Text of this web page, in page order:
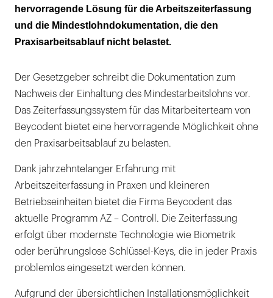
hervorragende Lösung für die Arbeitszeiterfassung
und die Mindestlohndokumentation, die den
Praxisarbeitsablauf nicht belastet.
Der Gesetzgeber schreibt die Dokumentation zum
Nachweis der Einhaltung des Mindestarbeitslohns vor.
Das Zeiterfassungssystem für das Mitarbeiterteam von
Beycodent bietet eine hervorragende Möglichkeit ohne
den Praxisarbeitsablauf zu belasten.
Dank jahrzehntelanger Erfahrung mit
Arbeitszeiterfassung in Praxen und kleineren
Betriebseinheiten bietet die Firma Beycodent das
aktuelle Programm AZ – Controll. Die Zeiterfassung
erfolgt über modernste Technologie wie Biometrik
oder berührungslose Schlüssel-Keys, die in jeder Praxis
problemlos eingesetzt werden können.
Aufgrund der übersichtlichen Installationsmöglichkeit